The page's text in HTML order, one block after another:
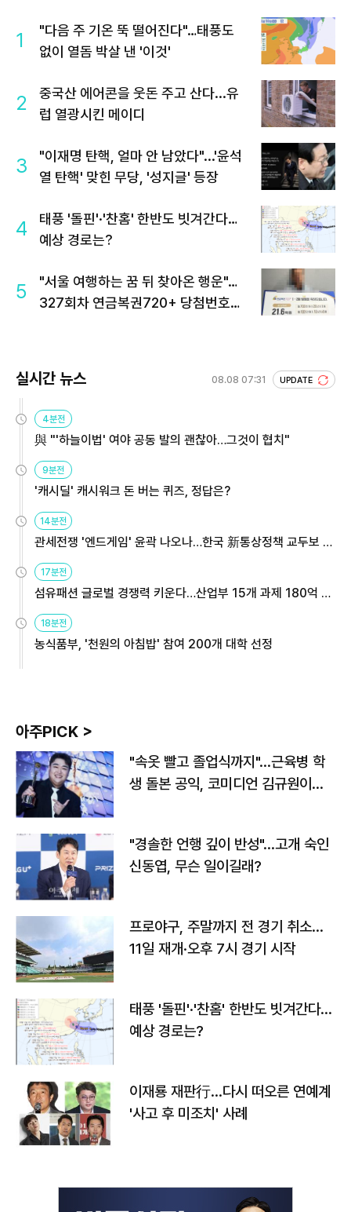
1
"다음 주 기온 뚝 떨어진다"…태풍도
없이 열돔 박살 낸 '이것'
2
중국산 에어콘을 웃돈 주고 산다...유
럽 열광시킨 메이디
3
"이재명 탄핵, 얼마 안 남았다"...'윤석
열 탄핵' 맞힌 무당, '성지글' 등장
4
태풍 '돌핀'·'찬홈' 한반도 빗겨간다…
예상 경로는?
5
"서울 여행하는 꿈 뒤 찾아온 행운"…
327회차 연금복권720+ 당첨번호조
실시간 뉴스 08.08 07:31 UPDATE
4분전
與 "'하늘이법' 여야 공동 발의 괜찮아…그것이 협치"
9분전
'캐시딜' 캐시워크 돈 버는 퀴즈, 정답은?
14분전
관세전쟁 '엔드게임' 윤곽 나오나…한국 新통상정책 교두보 활
17분전
섬유패션 글로벌 경쟁력 키운다…산업부 15개 과제 180억 지
18분전
농식품부, '천원의 아침밥' 참여 200개 대학 선정
아주PICK >
"속옷 빨고 졸업식까지"…근육병 학
생 돌본 공익, 코미디언 김규원이었
"경솔한 언행 깊이 반성"…고개 숙인
신동엽, 무슨 일이길래?
프로야구, 주말까지 전 경기 취소…
11일 재개·오후 7시 경기 시작
태풍 '돌핀'·'찬홈' 한반도 빗겨간다…
예상 경로는?
이재룡 재판行…다시 떠오른 연예계
'사고 후 미조치' 사례